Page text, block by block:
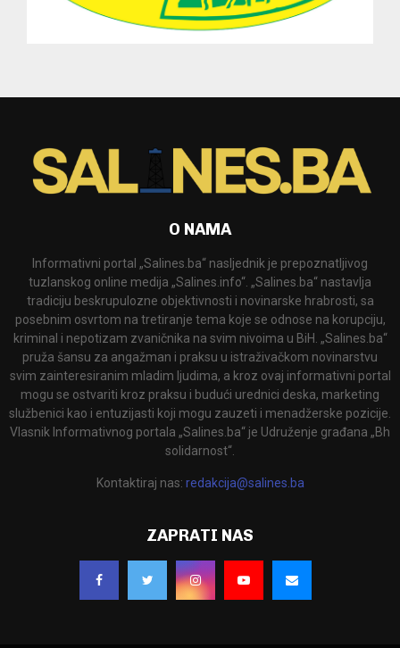
O NAMA
Informativni portal „Salines.ba“ nasljednik je prepoznatljivog
tuzlanskog online medija „Salines.info“. „Salines.ba“ nastavlja
tradiciju beskrupulozne objektivnosti i novinarske hrabrosti, sa
posebnim osvrtom na tretiranje tema koje se odnose na korupciju,
kriminal i nepotizam zvaničnika na svim nivoima u BiH. „Salines.ba“
pruža šansu za angažman i praksu u istraživačkom novinarstvu
svim zainteresiranim mladim ljudima, a kroz ovaj informativni portal
mogu se ostvariti kroz praksu i budući urednici deska, marketing
službenici kao i entuzijasti koji mogu zauzeti i menadžerske pozicije.
Vlasnik Informativnog portala „Salines.ba“ je Udruženje građana „Bh
solidarnost“.
Kontaktiraj nas: redakcija@salines.ba
ZAPRATI NAS